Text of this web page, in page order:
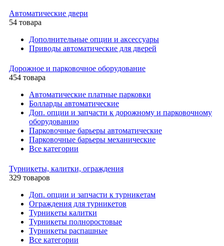
Автоматические двери
54 товара
Дополнительные опции и аксессуары
Приводы автоматические для дверей
Дорожное и парковочное оборудование
454 товара
Автоматические платные парковки
Болларды автоматические
Доп. опции и запчасти к дорожному и парковочному
оборудованию
Парковочные барьеры автоматические
Парковочные барьеры механические
Все категории
Турникеты, калитки, ограждения
329 товаров
Доп. опции и запчасти к турникетам
Ограждения для турникетов
Турникеты калитки
Турникеты полноростовые
Турникеты распашные
Все категории